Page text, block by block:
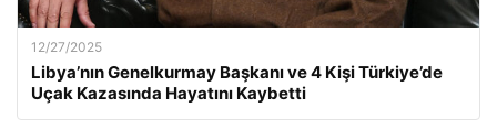
12/27/2025
Libya’nın Genelkurmay Başkanı ve 4 Kişi Türkiye’de
Uçak Kazasında Hayatını Kaybetti